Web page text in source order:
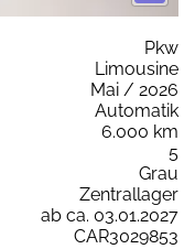
Pkw
Limousine
Mai / 2026
Automatik
6.000 km
5
Grau
Zentrallager
ab ca. 03.01.2027
CAR3029853